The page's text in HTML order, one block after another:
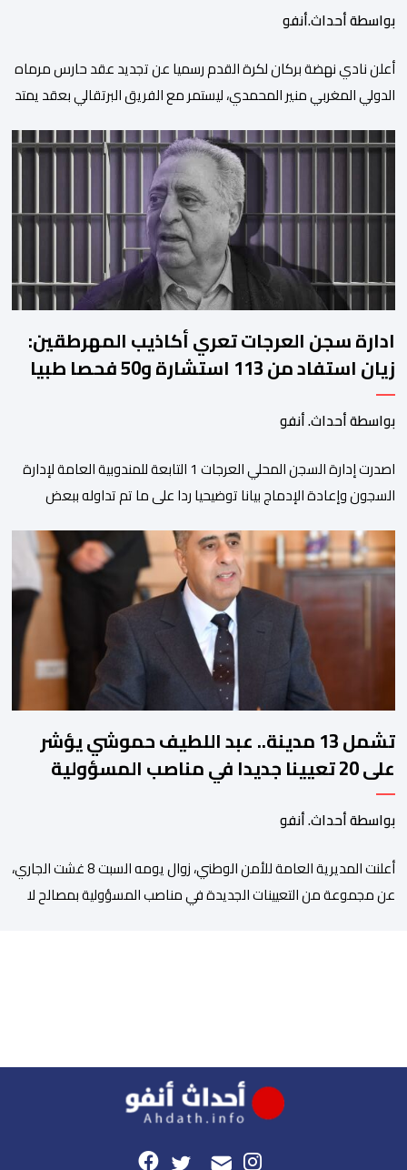
بواسطة أحداث.أنفو
​أعلن نادي نهضة بركان لكرة القدم رسميا عن تجديد عقد حارس مرماه
الدولي المغربي منير المحمدي، ليستمر مع الفريق البرتقالي بعقد يمتد
على منصات التواصل الاجتماعي، مصحوبا بعبارة “الرحلة مستمرة”، في
إشارة إلى رغبة الإدارة في الحفاظ على ركائز الفريق والتعزيز من
ادارة سجن العرجات تعري أكاذيب المهرطقين:
زيان استفاد من 113 استشارة و50 فحصا طبيا
بواسطة أحداث. أنفو
اصدرت إدارة السجن المحلي العرجات 1 التابعة للمندوبية العامة لإدارة
السجون وإعادة الإدماج بيانا توضيحيا ردا على ما تم تداوله ببعض
زيان، المعتقل بالمؤسسة ذاتها، وذلك لتنوير الرأي العام بالحقائق
والمعطيات الدقيقة.واوضحت إدارة المؤسسة السجنية أن المعني
بالأمر يستفيد منذ إيداعه من تتبع طبي منتظم ومستمر وفقا […]
تشمل 13 مدينة.. عبد اللطيف حموشي يؤشر
على 20 تعيينا جديدا في مناصب المسؤولية
بمصالح الأمن الوطني
بواسطة أحداث. أنفو
أعلنت المديرية العامة للأمن الوطني، زوال يومه السبت 8 غشت الجاري،
عن مجموعة من التعيينات الجديدة في مناصب المسؤولية بمصالح لا